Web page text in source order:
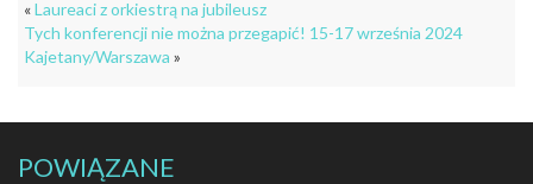
«Laureaci z orkiestrą na jubileusz
Tych konferencji nie można przegapić! 15-17 września 2024
Kajetany/Warszawa »
POWIĄZANE